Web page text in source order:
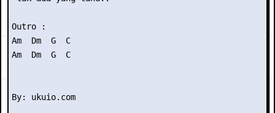
Outro :
Am  Dm  G  C
Am  Dm  G  C